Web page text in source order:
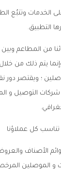
وتتبُع
التطبيق.
من المطاعم وبين
يتم ذلك من
؛ ويقتصر دور
شركات التوصيل و
تناسب كل عملاؤنا
الأصناف
و الموصلين